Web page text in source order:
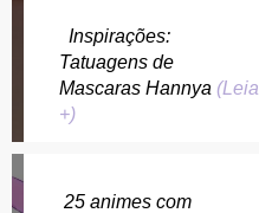
Inspirações:
Tatuagens de
Mascaras Hannya (Leia
+)
25 animes com